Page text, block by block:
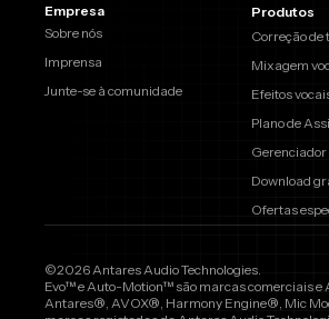
Empresa
Sobre nós
Imprensa
Junte-se à comunidade
Produtos
Correção de
Mixagem
Efeitos
Plano de
Gerenciador
Download
Ofertas
©2026 Antares Audio Technologies.
Evo™ e Auto-Motion™ são marcas comerciais e
Antares®, AVOX®, Harmony Engine®, Mic